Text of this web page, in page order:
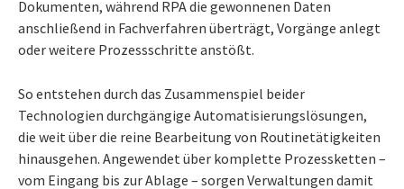
Dokumenten, während RPA die gewonnenen Daten
anschließend in Fachverfahren überträgt, Vorgänge anlegt
oder weitere Prozessschritte anstößt.
So entstehen durch das Zusammenspiel beider
Technologien durchgängige Automatisierungslösungen,
die weit über die reine Bearbeitung von Routinetätigkeiten
hinausgehen. Angewendet über komplette Prozessketten –
vom Eingang bis zur Ablage – sorgen Verwaltungen damit